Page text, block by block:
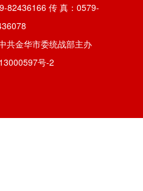
82436166 传 真：0579-
共金华市委统战部主办
号-2